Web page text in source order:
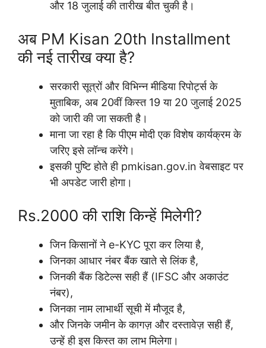
और 18 जुलाई की तारीख बीत चुकी है।
अब PM Kisan 20th Installment
की नई तारीख क्या है?
सरकारी सूत्रों और विभिन्न मीडिया रिपोर्ट्स के
मुताबिक, अब 20वीं किस्त 19 या 20 जुलाई 2025
को जारी की जा सकती है।
माना जा रहा है कि पीएम मोदी एक विशेष कार्यक्रम के
जरिए इसे लॉन्च करेंगे।
इसकी पुष्टि होते ही pmkisan.gov.in वेबसाइट पर
भी अपडेट जारी होगा।
Rs.2000 की राशि किन्हें मिलेगी?
जिन किसानों ने e-KYC पूरा कर लिया है,
जिनका आधार नंबर बैंक खाते से लिंक है,
जिनकी बैंक डिटेल्स सही हैं (IFSC और अकाउंट
नंबर),
जिनका नाम लाभार्थी सूची में मौजूद है,
और जिनके जमीन के कागज़ और दस्तावेज़ सही हैं,
उन्हें ही इस किस्त का लाभ मिलेगा।